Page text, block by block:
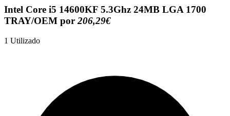
Intel Core i5 14600KF 5.3Ghz 24MB LGA 1700
TRAY/OEM por 206,29€
1 Utilizado